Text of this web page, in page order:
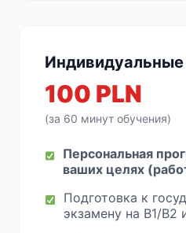
Индивидуальные
100 PLN
(за 60 минут обучения)
Персональная
ваших целях
Подготовка к
экзамену на B1/B2